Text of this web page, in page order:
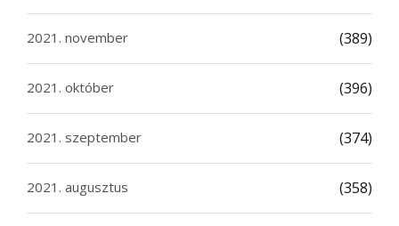
2021. november (389)
2021. október (396)
2021. szeptember (374)
2021. augusztus (358)